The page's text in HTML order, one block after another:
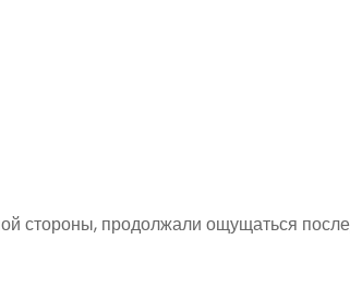
стороны, продолжали ощущаться